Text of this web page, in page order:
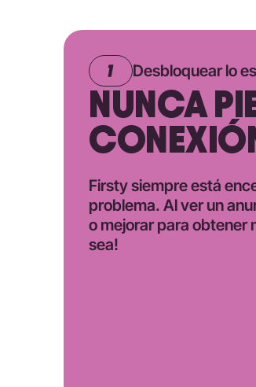
Desbloquear lo
NUNCA
Firsty siempre está
problema. Al ver un
o mejorar para obtener
sea!